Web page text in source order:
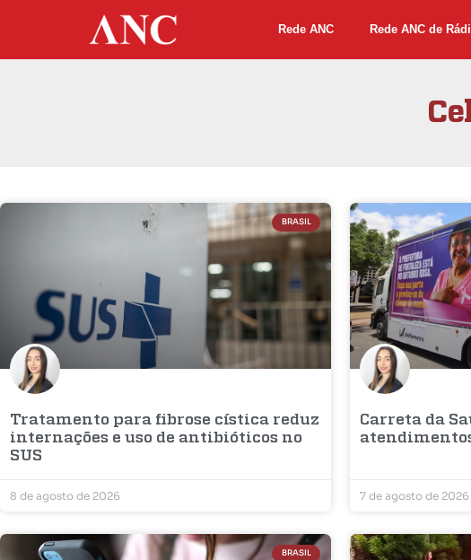
Rede ANC Rede ANC de
BRASIL
Tratamento para fibrose cística reduz
internações e uso de antibióticos no
SUS
8 de agosto de 2026
Carreta da
7 de agosto de 2026
BRASIL